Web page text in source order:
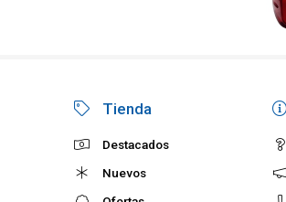
Tienda
Destacados
Nuevos